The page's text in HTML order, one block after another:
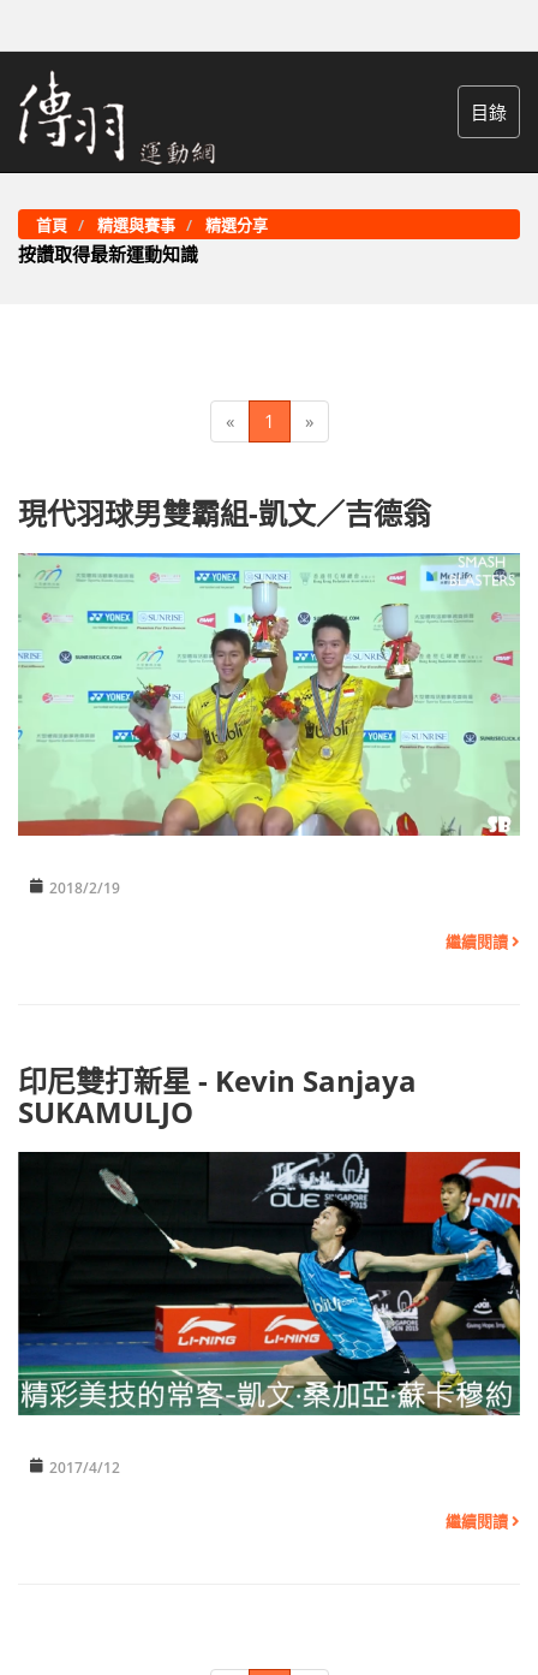
目錄
首頁 精選與賽事 精選分享
按讚取得最新運動知識
« 1 »
現代羽球男雙霸組-凱文／吉德翁
2018/2/19
繼續閱讀
印尼雙打新星 - Kevin Sanjaya
SUKAMULJO
2017/4/12
繼續閱讀